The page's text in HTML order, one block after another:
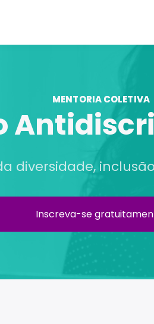
MENTORIA COLETIVA
diversidade,
Inscreva-se